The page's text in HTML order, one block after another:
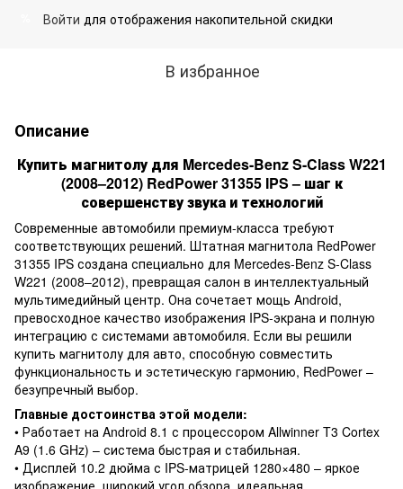
Войти для отображения накопительной скидки
В избранное
Описание
Купить магнитолу для Mercedes-Benz S-Class W221
(2008–2012) RedPower 31355 IPS – шаг к
совершенству звука и технологий
Современные автомобили премиум-класса требуют
соответствующих решений. Штатная магнитола RedPower
31355 IPS создана специально для Mercedes-Benz S-Class
W221 (2008–2012), превращая салон в интеллектуальный
мультимедийный центр. Она сочетает мощь Android,
превосходное качество изображения IPS-экрана и полную
интеграцию с системами автомобиля. Если вы решили
купить магнитолу для авто, способную совместить
функциональность и эстетическую гармонию, RedPower –
безупречный выбор.
Главные достоинства этой модели:
• Работает на Android 8.1 с процессором Allwinner T3 Cortex
A9 (1.6 GHz) – система быстрая и стабильная.
• Дисплей 10.2 дюйма с IPS-матрицей 1280×480 – яркое
изображение, широкий угол обзора, идеальная